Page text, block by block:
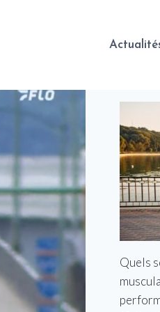
Quels